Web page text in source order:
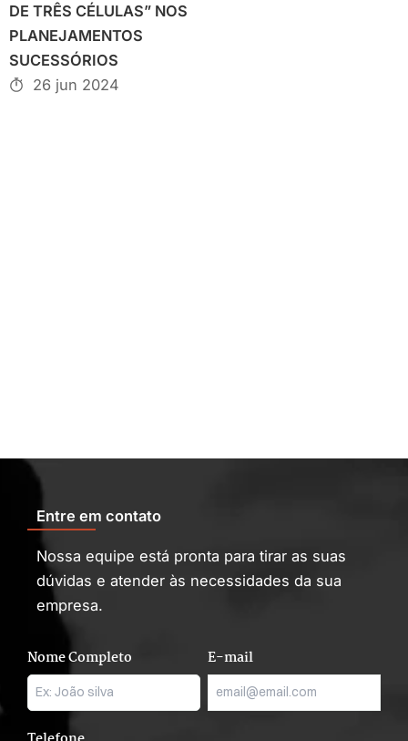
DE TRÊS CÉLULAS” NOS
PLANEJAMENTOS
SUCESSÓRIOS
26 jun 2024
Entre em contato
Nossa equipe está pronta para tirar as suas
dúvidas e atender às necessidades da sua
empresa.
Nome Completo E-mail